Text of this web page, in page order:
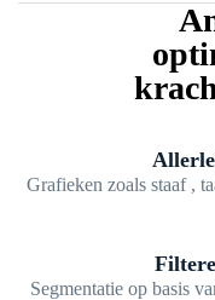
Grafieken zoals staaf ,
Segmentatie op basis